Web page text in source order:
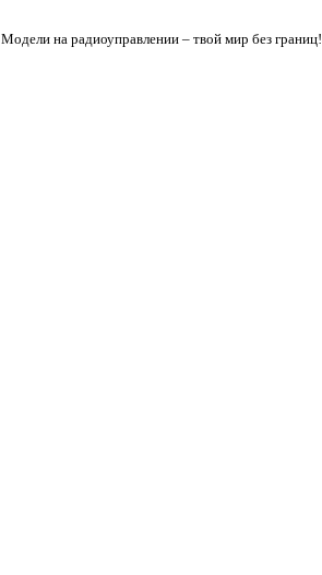
Модели на радиоуправлении – твой мир без границ!